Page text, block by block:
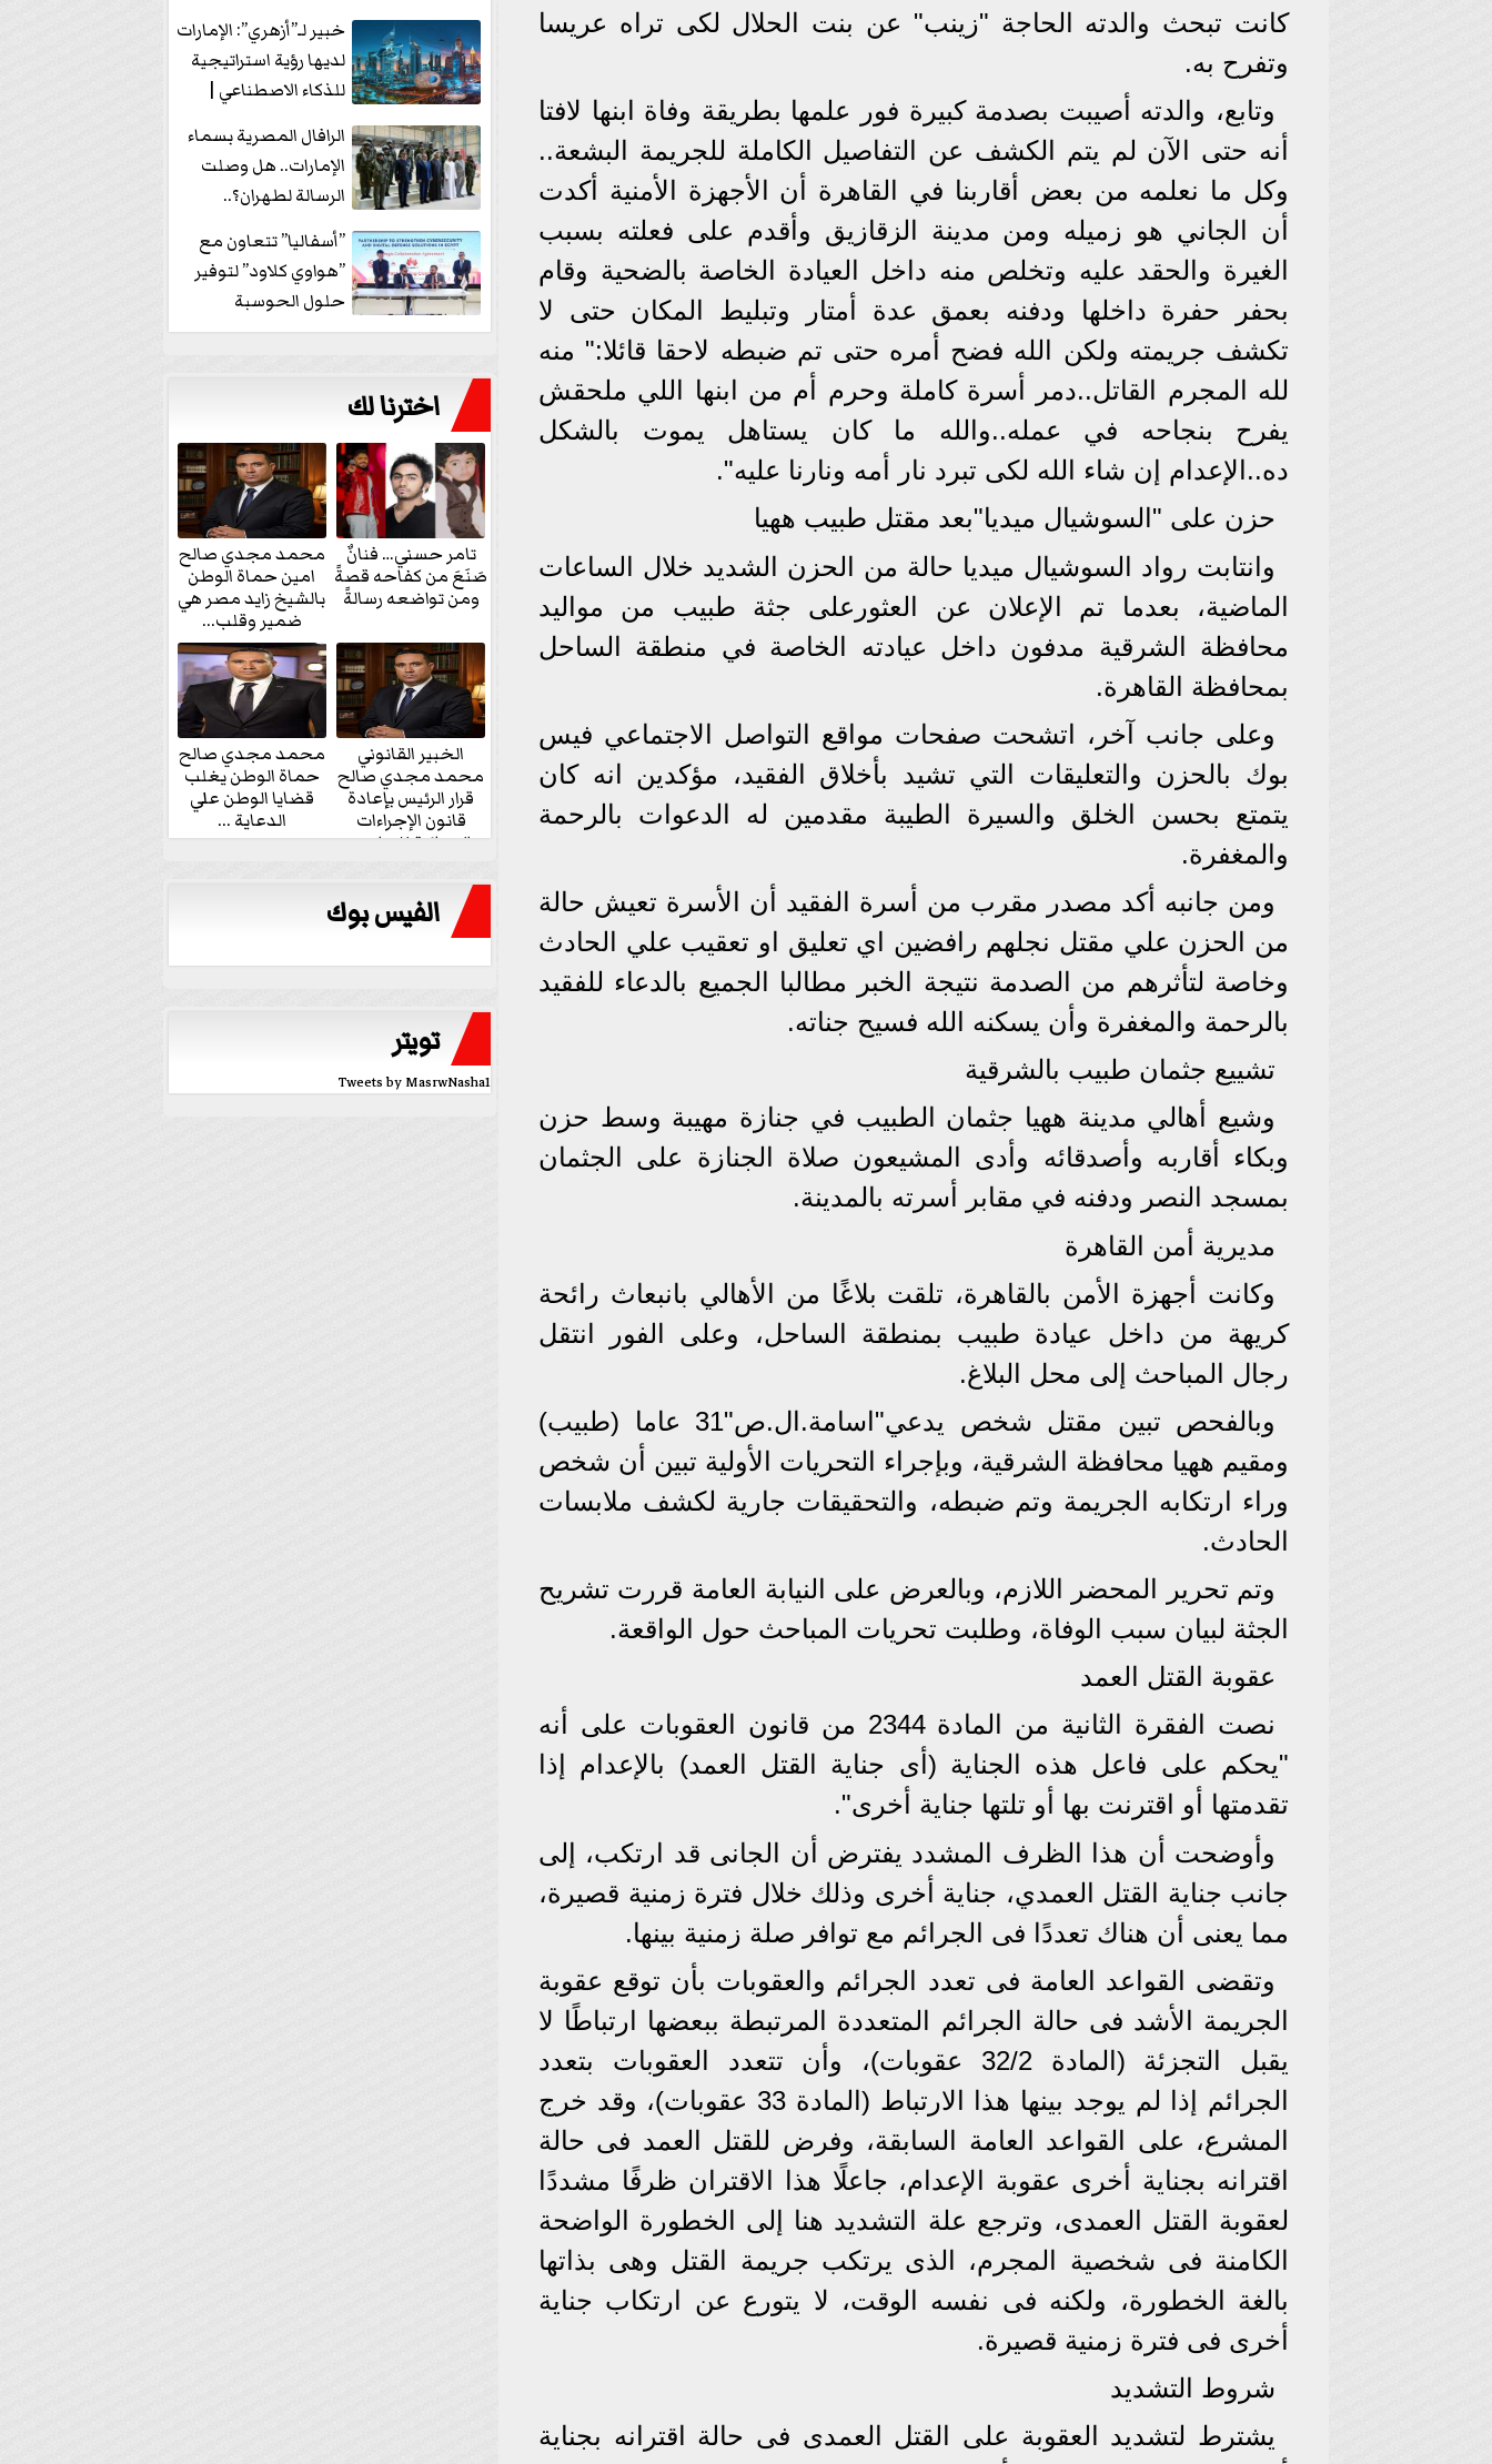
كانت تبحث والدته الحاجة "زينب" عن بنت الحلال لكى تراه عريسا
وتفرح به.
وتابع، والدته أصيبت بصدمة كبيرة فور علمها بطريقة وفاة ابنها لافتا
أنه حتى الآن لم يتم الكشف عن التفاصيل الكاملة للجريمة البشعة..
وكل ما نعلمه من بعض أقاربنا في القاهرة أن الأجهزة الأمنية أكدت
أن الجاني هو زميله ومن مدينة الزقازيق وأقدم على فعلته بسبب
الغيرة والحقد عليه وتخلص منه داخل العيادة الخاصة بالضحية وقام
بحفر حفرة داخلها ودفنه بعمق عدة أمتار وتبليط المكان حتى لا
تكشف جريمته ولكن الله فضح أمره حتى تم ضبطه لاحقا قائلا:" منه
لله المجرم القاتل..دمر أسرة كاملة وحرم أم من ابنها اللي ملحقش
يفرح بنجاحه في عمله..والله ما كان يستاهل يموت بالشكل
ده..الإعدام إن شاء الله لكى تبرد نار أمه ونارنا عليه".
حزن على "السوشيال ميديا"بعد مقتل طبيب ههيا
وانتابت رواد السوشيال ميديا حالة من الحزن الشديد خلال الساعات
الماضية، بعدما تم الإعلان عن العثورعلى جثة طبيب من مواليد
محافظة الشرقية مدفون داخل عيادته الخاصة في منطقة الساحل
بمحافظة القاهرة.
وعلى جانب آخر، اتشحت صفحات مواقع التواصل الاجتماعي فيس
بوك بالحزن والتعليقات التي تشيد بأخلاق الفقيد، مؤكدين انه كان
يتمتع بحسن الخلق والسيرة الطيبة مقدمين له الدعوات بالرحمة
والمغفرة.
ومن جانبه أكد مصدر مقرب من أسرة الفقيد أن الأسرة تعيش حالة
من الحزن علي مقتل نجلهم رافضين اي تعليق او تعقيب علي الحادث
وخاصة لتأثرهم من الصدمة نتيجة الخبر مطالبا الجميع بالدعاء للفقيد
بالرحمة والمغفرة وأن يسكنه الله فسيح جناته.
تشييع جثمان طبيب بالشرقية
وشيع أهالي مدينة ههيا جثمان الطبيب في جنازة مهيبة وسط حزن
وبكاء أقاربه وأصدقائه وأدى المشيعون صلاة الجنازة على الجثمان
بمسجد النصر ودفنه في مقابر أسرته بالمدينة.
مديرية أمن القاهرة
وكانت أجهزة الأمن بالقاهرة، تلقت بلاغًا من الأهالي بانبعاث رائحة
كريهة من داخل عيادة طبيب بمنطقة الساحل، وعلى الفور انتقل
رجال المباحث إلى محل البلاغ.
وبالفحص تبين مقتل شخص يدعي"اسامة.ال.ص"31 عاما (طبيب)
ومقيم ههيا محافظة الشرقية، وبإجراء التحريات الأولية تبين أن شخص
وراء ارتكابه الجريمة وتم ضبطه، والتحقيقات جارية لكشف ملابسات
الحادث.
وتم تحرير المحضر اللازم، وبالعرض على النيابة العامة قررت تشريح
الجثة لبيان سبب الوفاة، وطلبت تحريات المباحث حول الواقعة.
عقوبة القتل العمد
نصت الفقرة الثانية من المادة 2344 من قانون العقوبات على أنه
"يحكم على فاعل هذه الجناية (أى جناية القتل العمد) بالإعدام إذا
تقدمتها أو اقترنت بها أو تلتها جناية أخرى".
وأوضحت أن هذا الظرف المشدد يفترض أن الجانى قد ارتكب، إلى
جانب جناية القتل العمدي، جناية أخرى وذلك خلال فترة زمنية قصيرة،
مما يعنى أن هناك تعددًا فى الجرائم مع توافر صلة زمنية بينها.
وتقضى القواعد العامة فى تعدد الجرائم والعقوبات بأن توقع عقوبة
الجريمة الأشد فى حالة الجرائم المتعددة المرتبطة ببعضها ارتباطًا لا
يقبل التجزئة (المادة 32/2 عقوبات)، وأن تتعدد العقوبات بتعدد
الجرائم إذا لم يوجد بينها هذا الارتباط (المادة 33 عقوبات)، وقد خرج
المشرع، على القواعد العامة السابقة، وفرض للقتل العمد فى حالة
اقترانه بجناية أخرى عقوبة الإعدام، جاعلًا هذا الاقتران ظرفًا مشددًا
لعقوبة القتل العمدى، وترجع علة التشديد هنا إلى الخطورة الواضحة
الكامنة فى شخصية المجرم، الذى يرتكب جريمة القتل وهى بذاتها
بالغة الخطورة، ولكنه فى نفسه الوقت، لا يتورع عن ارتكاب جناية
أخرى فى فترة زمنية قصيرة.
شروط التشديد
يشترط لتشديد العقوبة على القتل العمدى فى حالة اقترانه بجناية
وتدير جلسة...
خبير لـ”أزهري”: الإمارات
لديها رؤية استراتيجية
للذكاء الاصطناعي |
الرافال المصرية بسماء
الإمارات.. هل وصلت
الرسالة لطهران؟..
”ماعت جروب” تُجيب؟
|...
”أسفاليا” تتعاون مع
”هواوي كلاود” لتوفير
حلول الحوسبة
السحابية والأمن
اخترنا لك
تامر حسني… فنانٌ
صَنَعَ من كفاحه قصةً
ومن تواضعه رسالةً
محمد مجدي صالح
امين حماة الوطن
بالشيخ زايد مصر هي
ضمير وقلب...
الخبير القانوني
محمد مجدي صالح
قرار الرئيس بإعادة
قانون الإجراءات
الجنائية للنواب...
محمد مجدي صالح
حماة الوطن يغلب
قضايا الوطن علي
الدعاية ...
الفيس بوك
تويتر
Tweets by MasrwNasha1